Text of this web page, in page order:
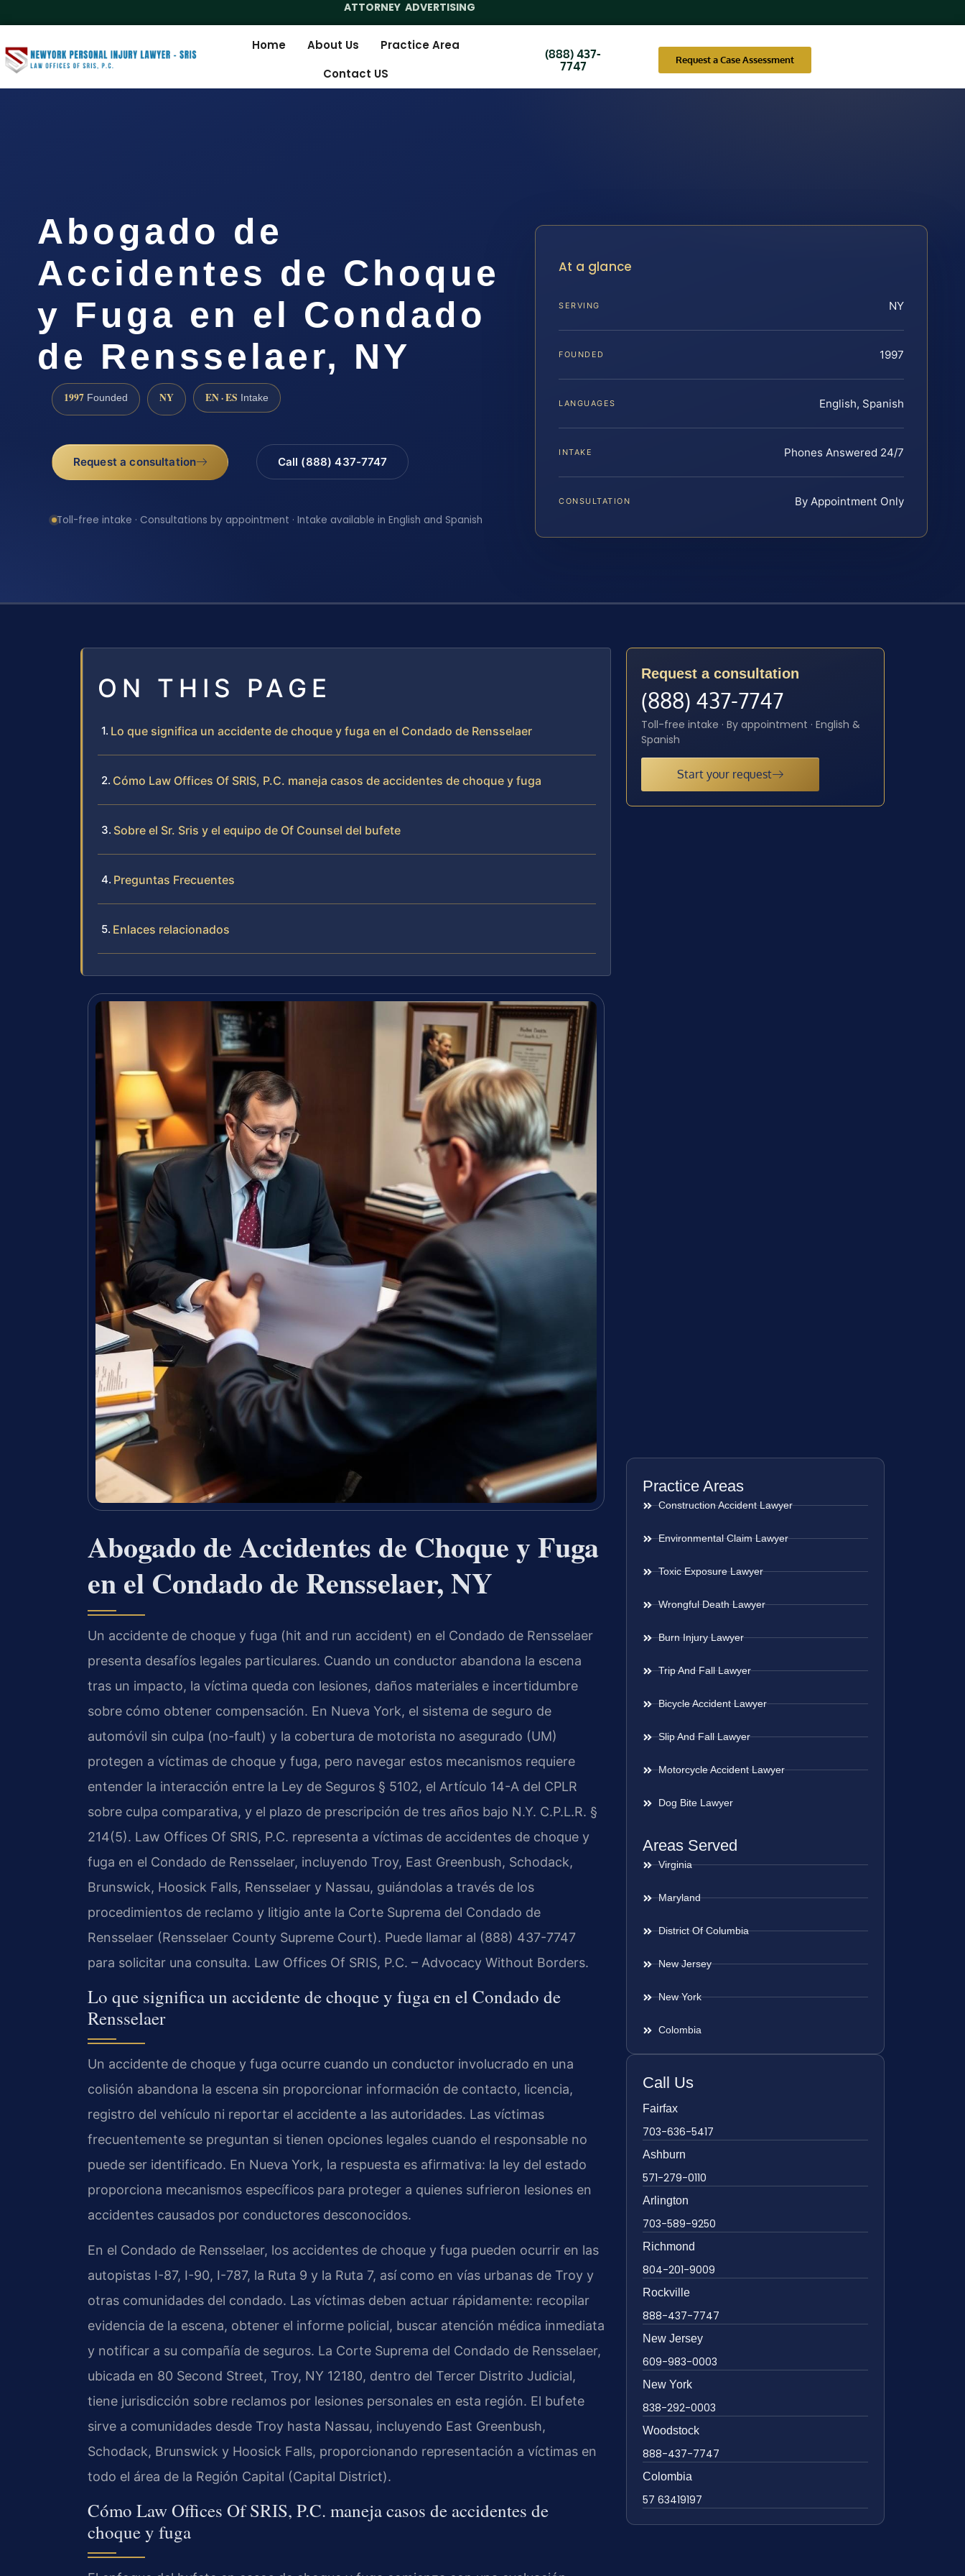
ATTORNEY ADVERTISING
Home About Us
Practice Area
Contact US
(888) 437-
7747
Request a Case Assessment
Abogado de
Accidentes de Choque
y Fuga en el Condado
de Rensselaer, NY
1997 Founded NY EN · ES Intake
Request a consultation Call (888) 437-7747
Toll-free intake · Consultations by appointment · Intake available in English and Spanish
At a glance
SERVING NY
FOUNDED 1997
LANGUAGES English, Spanish
INTAKE Phones Answered 24/7
CONSULTATION By Appointment Only
ON THIS PAGE
Lo que significa un accidente de choque y fuga en el Condado de Rensselaer
Cómo Law Offices Of SRIS, P.C. maneja casos de accidentes de choque y fuga
Sobre el Sr. Sris y el equipo de Of Counsel del bufete
Preguntas Frecuentes
Enlaces relacionados
Abogado de Accidentes de Choque y Fuga
en el Condado de Rensselaer, NY
Un accidente de choque y fuga (hit and run accident) en el Condado de Rensselaer
presenta desafíos legales particulares. Cuando un conductor abandona la escena
tras un impacto, la víctima queda con lesiones, daños materiales e incertidumbre
sobre cómo obtener compensación. En Nueva York, el sistema de seguro de
automóvil sin culpa (no-fault) y la cobertura de motorista no asegurado (UM)
protegen a víctimas de choque y fuga, pero navegar estos mecanismos requiere
entender la interacción entre la Ley de Seguros § 5102, el Artículo 14-A del CPLR
sobre culpa comparativa, y el plazo de prescripción de tres años bajo N.Y. C.P.L.R. §
214(5). Law Offices Of SRIS, P.C. representa a víctimas de accidentes de choque y
fuga en el Condado de Rensselaer, incluyendo Troy, East Greenbush, Schodack,
Brunswick, Hoosick Falls, Rensselaer y Nassau, guiándolas a través de los
procedimientos de reclamo y litigio ante la Corte Suprema del Condado de
Rensselaer (Rensselaer County Supreme Court). Puede llamar al (888) 437-7747
para solicitar una consulta. Law Offices Of SRIS, P.C. – Advocacy Without Borders.
Lo que significa un accidente de choque y fuga en el Condado de
Rensselaer
Un accidente de choque y fuga ocurre cuando un conductor involucrado en una
colisión abandona la escena sin proporcionar información de contacto, licencia,
registro del vehículo ni reportar el accidente a las autoridades. Las víctimas
frecuentemente se preguntan si tienen opciones legales cuando el responsable no
puede ser identificado. En Nueva York, la respuesta es afirmativa: la ley del estado
proporciona mecanismos específicos para proteger a quienes sufrieron lesiones en
accidentes causados por conductores desconocidos.
En el Condado de Rensselaer, los accidentes de choque y fuga pueden ocurrir en las
autopistas I-87, I-90, I-787, la Ruta 9 y la Ruta 7, así como en vías urbanas de Troy y
otras comunidades del condado. Las víctimas deben actuar rápidamente: recopilar
evidencia de la escena, obtener el informe policial, buscar atención médica inmediata
y notificar a su compañía de seguros. La Corte Suprema del Condado de Rensselaer,
ubicada en 80 Second Street, Troy, NY 12180, dentro del Tercer Distrito Judicial,
tiene jurisdicción sobre reclamos por lesiones personales en esta región. El bufete
sirve a comunidades desde Troy hasta Nassau, incluyendo East Greenbush,
Schodack, Brunswick y Hoosick Falls, proporcionando representación a víctimas en
todo el área de la Región Capital (Capital District).
Cómo Law Offices Of SRIS, P.C. maneja casos de accidentes de
choque y fuga
Request a consultation
(888) 437-7747
Toll-free intake · By appointment · English &
Spanish
Start your request
Practice Areas
Construction Accident Lawyer
Environmental Claim Lawyer
Toxic Exposure Lawyer
Wrongful Death Lawyer
Burn Injury Lawyer
Trip And Fall Lawyer
Bicycle Accident Lawyer
Slip And Fall Lawyer
Motorcycle Accident Lawyer
Dog Bite Lawyer
Areas Served
Virginia
Maryland
District Of Columbia
New Jersey
New York
Colombia
Call Us
Fairfax
703-636-5417
Ashburn
571-279-0110
Arlington
703-589-9250
Richmond
804-201-9009
Rockville
888-437-7747
New Jersey
609-983-0003
New York
838-292-0003
Woodstock
888-437-7747
Colombia
57 63419197